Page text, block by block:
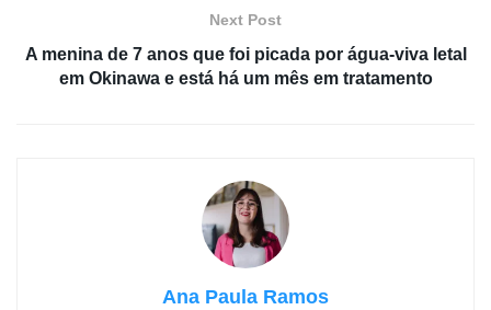
Next Post
A menina de 7 anos que foi picada por água-viva letal
em Okinawa e está há um mês em tratamento
Ana Paula Ramos